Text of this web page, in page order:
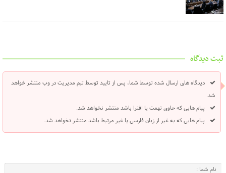
ثبت دیدگاه
دیدگاه های ارسال شده توسط شما، پس از تایید توسط تیم مدیریت در وب منتشر خواهد
شد.
پیام هایی که حاوی تهمت یا افترا باشد منتشر نخواهد شد.
پیام هایی که به غیر از زبان فارسی یا غیر مرتبط باشد منتشر نخواهد شد.